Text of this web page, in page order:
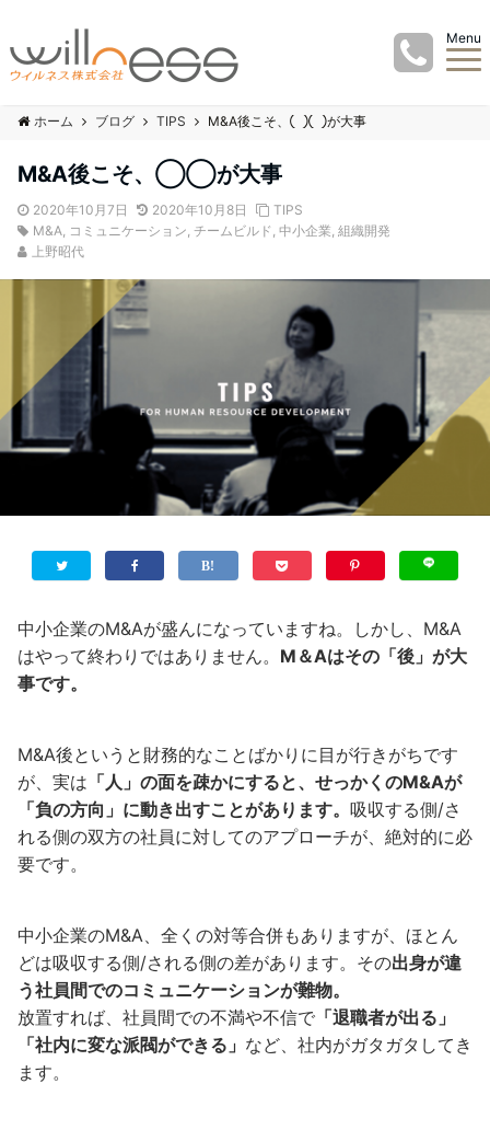
Menu
ホーム ブログ TIPS M&A後こそ、◯◯が大事
M&A後こそ、◯◯が大事
2020年10月7日 2020年10月8日
TIPS
M&A, コミュニケーション, チームビルド , 中小企業, 組織開発
上野昭代
中小企業のM&Aが盛んになっていますね。しかし、M&A
はやって終わりではありません。 M＆Aはその「後」が大
事です。
M&A後というと財務的なことばかりに目が行きがちです
が、実は 「人」の面を疎かにすると、せっかくのM&Aが
「負の方向」に動き出すことがあります。 吸収する側/さ
れる側の双方の社員に対してのアプローチが、絶対的に必
要です。
中小企業のM&A、全くの対等合併もありますが、ほとん
どは吸収する側/される側の差があります。その出身が違
う社員間でのコミュニケーションが難物。
放置すれば、社員間での不満や不信で 「退職者が出る」
「社内に変な派閥ができる」 など、社内がガタガタしてき
ます。